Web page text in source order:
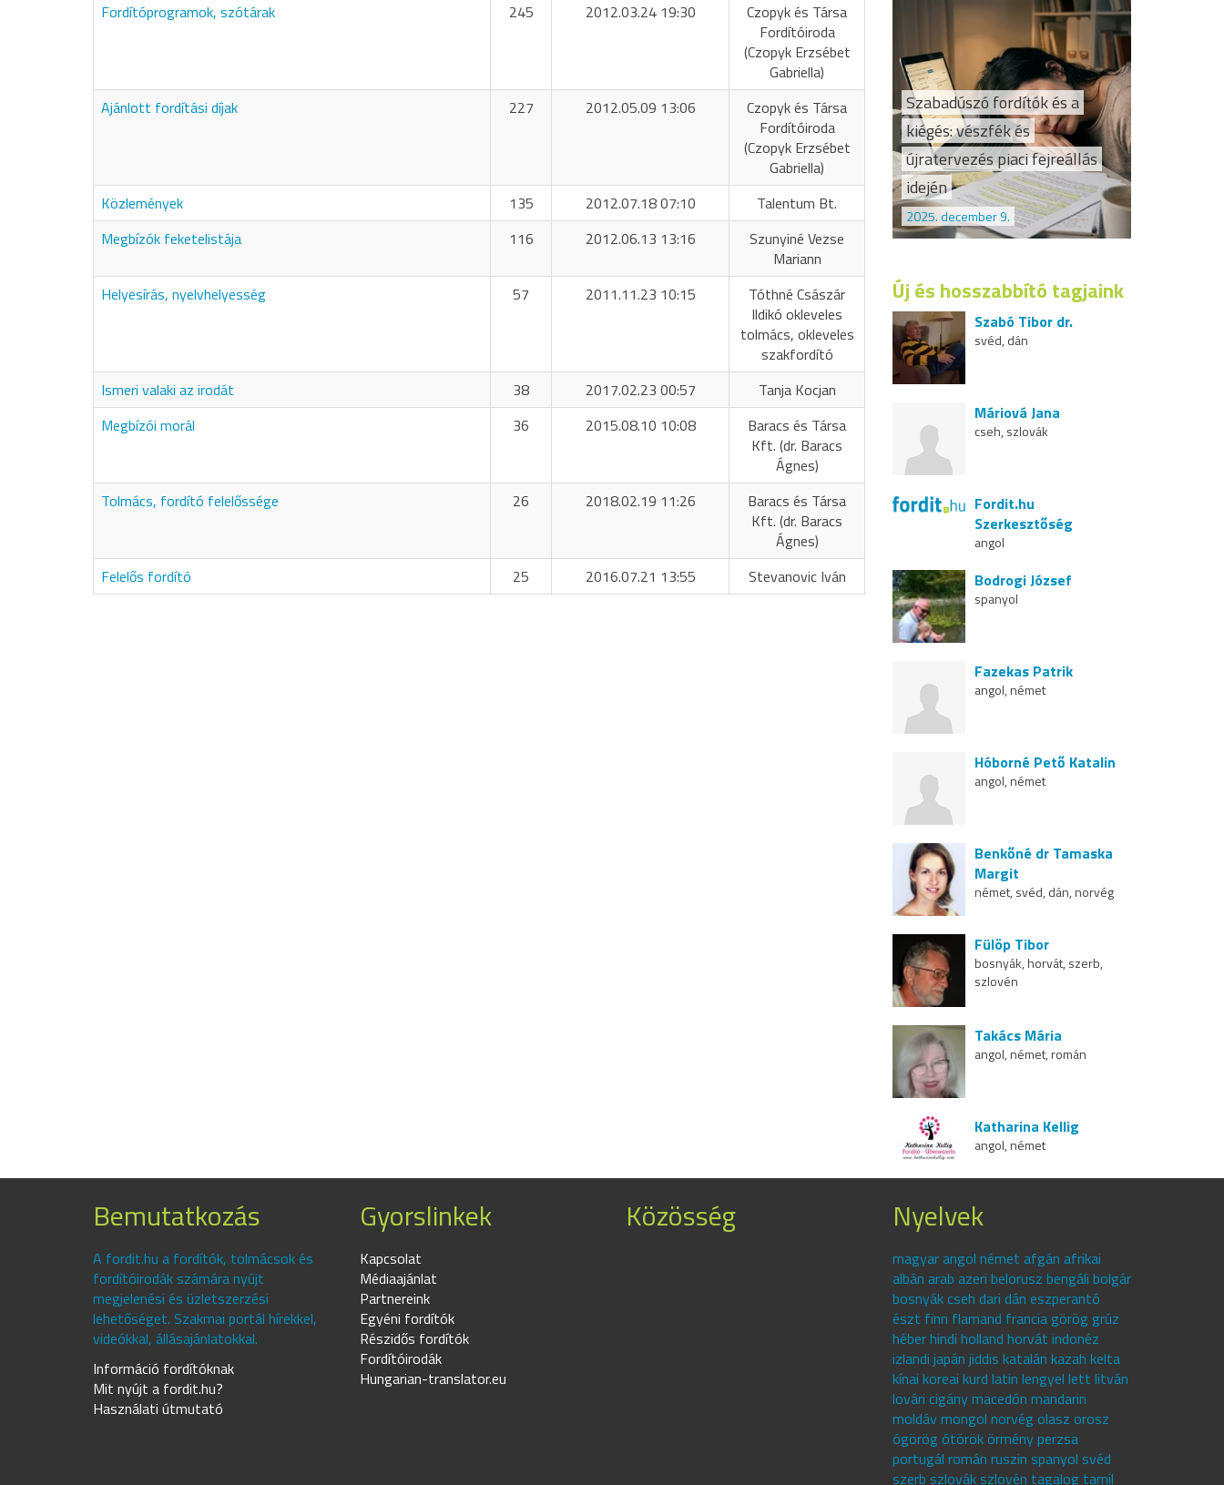
Fordítóprogramok, szótárak
245 2012.03.24 19:30
Czopyk és Társa
Fordítóiroda
(Czopyk Erzsébet
Gabriella)
Ajánlott fordítási díjak
227 2012.05.09 13:06
Czopyk és Társa
Fordítóiroda
(Czopyk Erzsébet
Gabriella)
Közlemények
135 2012.07.18 07:10
Talentum Bt.
Megbízók feketelistája
116 2012.06.13 13:16
Szunyiné Vezse
Mariann
Helyesírás, nyelvhelyesség
57 2011.11.23 10:15
Tóthné Császár
Ildikó okleveles
tolmács, okleveles
szakfordító
Ismeri valaki az irodát
38 2017.02.23 00:57
Tanja Kocjan
Megbízói morál
36 2015.08.10 10:08
Baracs és Társa
Kft. (dr. Baracs
Ágnes)
Tolmács, fordító felelőssége
26 2018.02.19 11:26
Baracs és Társa
Kft. (dr. Baracs
Ágnes)
Felelős fordító
25 2016.07.21 13:55 Stevanovic Iván
Szabadúszó fordítók és a
kiégés: vészfék és
újratervezés piaci fejreállás
idején
2025. december 9.
Új és hosszabbító tagjaink
Szabó Tibor dr.
svéd, dán
Máriová Jana
cseh, szlovák
Fordit.hu
Szerkesztőség
angol
Bodrogi József
spanyol
Fazekas Patrik
angol, német
Hóborné Pető Katalin
angol, német
Benkőné dr Tamaska
Margit
német, svéd, dán, norvég
Fülöp Tibor
bosnyák, horvát, szerb,
szlovén
Takács Mária
angol, német, román
Katharina Kellig
angol, német
Bemutatkozás
A fordit.hu a fordítók, tolmácsok és
fordítóirodák számára nyújt
megjelenési és üzletszerzési
lehetőséget. Szakmai portál hírekkel,
videókkal, állásajánlatokkal.
Információ fordítóknak
Mit nyújt a fordit.hu?
Használati útmutató
Gyorslinkek
Kapcsolat
Médiaajánlat
Partnereink
Egyéni fordítók
Részidős fordítók
Fordítóirodák
Hungarian-translator.eu
Közösség Nyelvek
magyar angol német afgán afrikai
albán arab azeri belorusz bengáli bolgár
bosnyák cseh dari dán eszperantó
észt finn flamand francia görög grúz
héber hindi holland horvát indonéz
izlandi japán jiddis katalán kazah kelta
kínai koreai kurd latin lengyel lett litván
lovári cigány macedón mandarin
moldáv mongol norvég olasz orosz
ógörög ótörök örmény perzsa
portugál román ruszin spanyol svéd
szerb szlovák szlovén tagalog tamil